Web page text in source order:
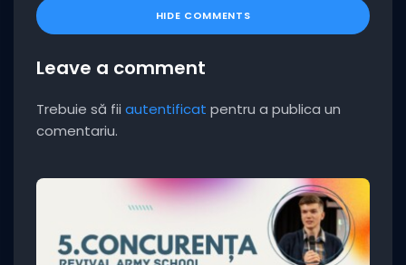
HIDE COMMENTS
Leave a comment
Trebuie să fii autentificat pentru a publica un
comentariu.